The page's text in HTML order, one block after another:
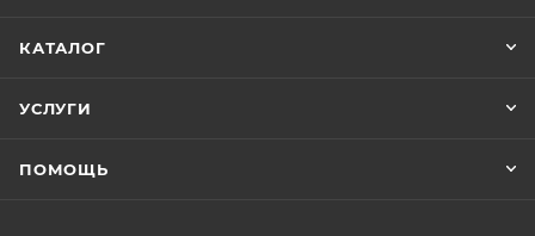
КАТАЛОГ
УСЛУГИ
ПОМОЩЬ